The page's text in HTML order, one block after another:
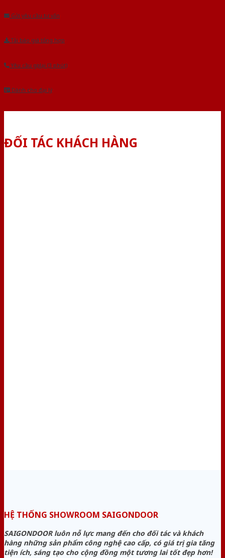
Gửi yêu cầu tư vấn
Tải báo giá tổng hợp
Yêu cầu gọi lại (3 phút)
Dành cho đại lý
ĐỐI TÁC KHÁCH HÀNG
HỆ THỐNG SHOWROOM SAIGONDOOR
SAIGONDOOR luôn nỗ lực mang đến cho đối tác và khách
hàng những sản phẩm công nghệ cao cấp, có giá trị gia tăng
tiện ích, sáng tạo cho cộng đồng một tương lai tốt đẹp hơn!